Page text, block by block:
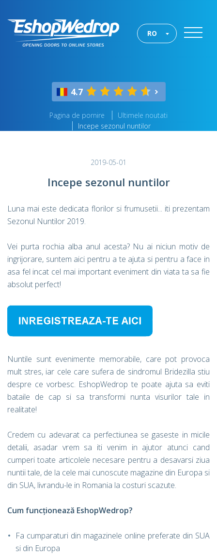
RO
4.7
Pagina de pornire
Ultimele noutati
Incepe sezonul nuntilor
2019-05-01
Incepe sezonul nuntilor
Luna mai este dedicata florilor si frumusetii... iti prezentam
Sezonul Nuntilor 2019.
Vei purta rochia alba anul acesta? Nu ai niciun motiv de
ingrijorare, suntem aici pentru a te ajuta si pentru a face in
asa fel incat cel mai important eveniment din viata ta sa fie
absolut perfect!
Nuntile sunt evenimente memorabile, care pot provoca
mult stres, iar cele care sufera de sindromul Bridezilla stiu
despre ce vorbesc. EshopWedrop te poate ajuta sa eviti
bataile de cap si sa transformi nunta visurilor tale in
realitate!
Credem cu adevarat ca perfectiunea se gaseste in micile
detalii, asadar vrem sa iti venim in ajutor atunci cand
cumperi toate articolele necesare pentru a desavarsi ziua
nuntii tale, de la cele mai cunoscute magazine din Europa si
din SUA, livrandu-le in Romania la costuri scazute.
Cum funcționează EshopWedrop?
Fa cumparaturi din magazinele online preferate din SUA
si din Europa